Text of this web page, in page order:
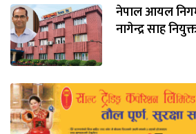
नेपाल आयल
नागेन्द्र साह